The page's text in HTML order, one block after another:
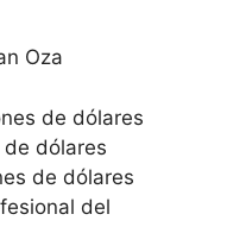
Oza
de dólares
dólares
de dólares
del